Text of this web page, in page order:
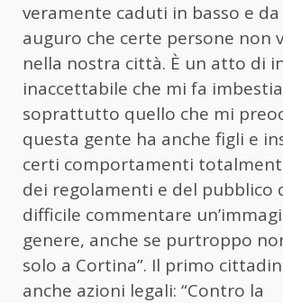
veramente caduti in basso e
auguro che certe persone non
nella nostra città. È un atto di
inaccettabile che mi fa
soprattutto quello che mi
questa gente ha anche figli e
certi comportamenti
dei regolamenti e del pubblico
difficile commentare
genere, anche se purtroppo
solo a Cortina”. Il primo
anche azioni legali: “Contro la